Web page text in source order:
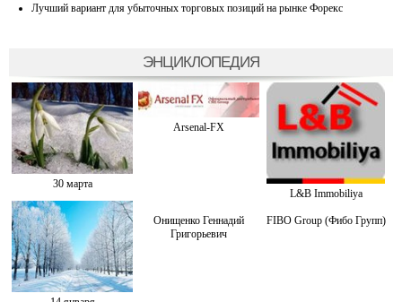
Лучший вариант для убыточных торговых позиций на рынке Форекс
ЭНЦИКЛОПЕДИЯ
30 марта
Arsenal-FX
L&B Immobiliya
Онищенко Геннадий
Григорьевич
FIBO Group (Фибо Групп)